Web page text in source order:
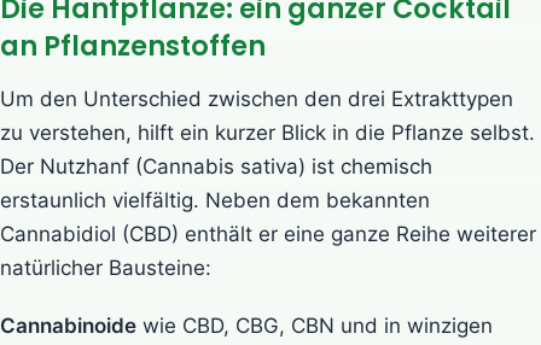
Die Hanfpflanze: ein ganzer Cocktail
an Pflanzenstoffen
Um den Unterschied zwischen den drei Extrakttypen
zu verstehen, hilft ein kurzer Blick in die Pflanze selbst.
Der Nutzhanf (Cannabis sativa) ist chemisch
erstaunlich vielfältig. Neben dem bekannten
Cannabidiol (CBD) enthält er eine ganze Reihe weiterer
natürlicher Bausteine:
Cannabinoide wie CBD, CBG, CBN und in winzigen